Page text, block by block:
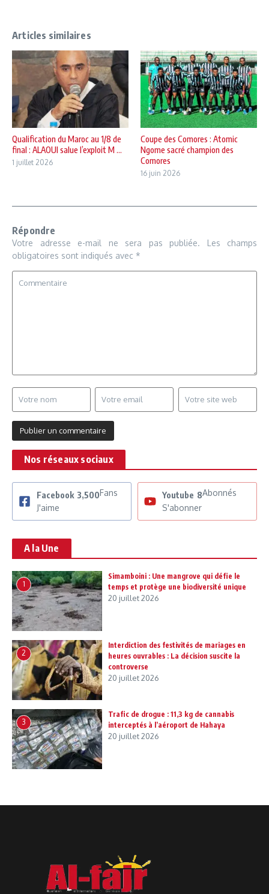
Articles similaires
Qualification du Maroc au 1/8 de
final : ALAOUI salue l’exploit M ...
1 juillet 2026
Coupe des Comores : Atomic
Ngome sacré champion des
Comores
16 juin 2026
Répondre
Votre adresse e-mail ne sera pas publiée.
Les champs
obligatoires sont indiqués avec *
Nos réseaux sociaux
Facebook 3,500Fans
J'aime
Youtube 8Abonnés
S'abonner
A la Une
1
Simamboini : Une mangrove qui défie le
temps et protège une biodiversité unique
20 juillet 2026
2
Interdiction des festivités de mariages en
heures ouvrables : La décision suscite la
controverse
20 juillet 2026
3
Trafic de drogue : 11,3 kg de cannabis
interceptés à l’aéroport de Hahaya
20 juillet 2026